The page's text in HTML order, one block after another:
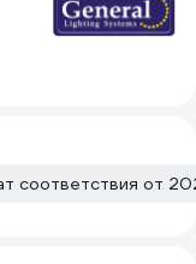
соответствия от